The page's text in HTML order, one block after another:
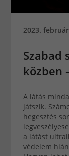
2023.
Szabad
közben
A látás
játszik.
hegesztés
a látást
védelem